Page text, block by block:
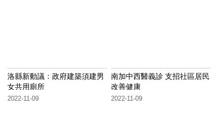
洛縣新動議：政府建築須建男
女共用廁所
2022-11-09
南加中西醫義診 支招社區居民
改善健康
2022-11-09